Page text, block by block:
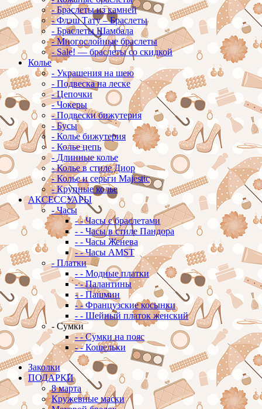
-Браслеты из камней
-Флэш Тату – Браслеты
- Браслеты Шамбала
-Многослойные браслеты
-Sale! — браслеты со скидкой
Колье
- Украшения на шею
- Подвеска на леске
-Цепочки
-Чокеры
-Подвески бижутерия
-Бусы
- Колье бижутерия
- Колье цепь
- Длинные колье
-Колье в стиле Диор
-Колье и серьги Majestic
-Крупные колье
АКСЕССУАРЫ
-Часы
--Часы с браслетами
- - Часы в стиле Пандора
- - Часы Женева
--Часы AMST
- Платки
- - Модные платки
--Палантины
-- Пашмин
- -Французские косынки
- - Шейный платок женский
- Сумки
--Сумки на пояс
--Кошельки
Заколки
ПОДАРКИ
8 марта
Кружевные маски